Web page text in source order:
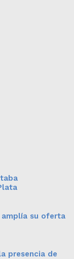
amplía su oferta
presencia de